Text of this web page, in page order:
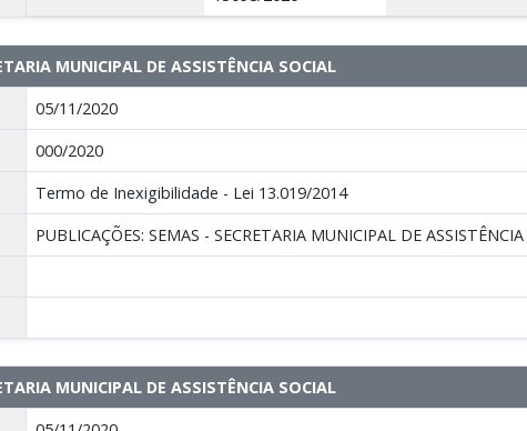
MUNICIPAL DE ASSISTÊNCIA SOCIAL
05/11/2020
000/2020
Termo de Inexigibilidade - Lei 13.019/2014
PUBLICAÇÕES: SEMAS - SECRETARIA MUNICIPAL DE
MUNICIPAL DE ASSISTÊNCIA SOCIAL